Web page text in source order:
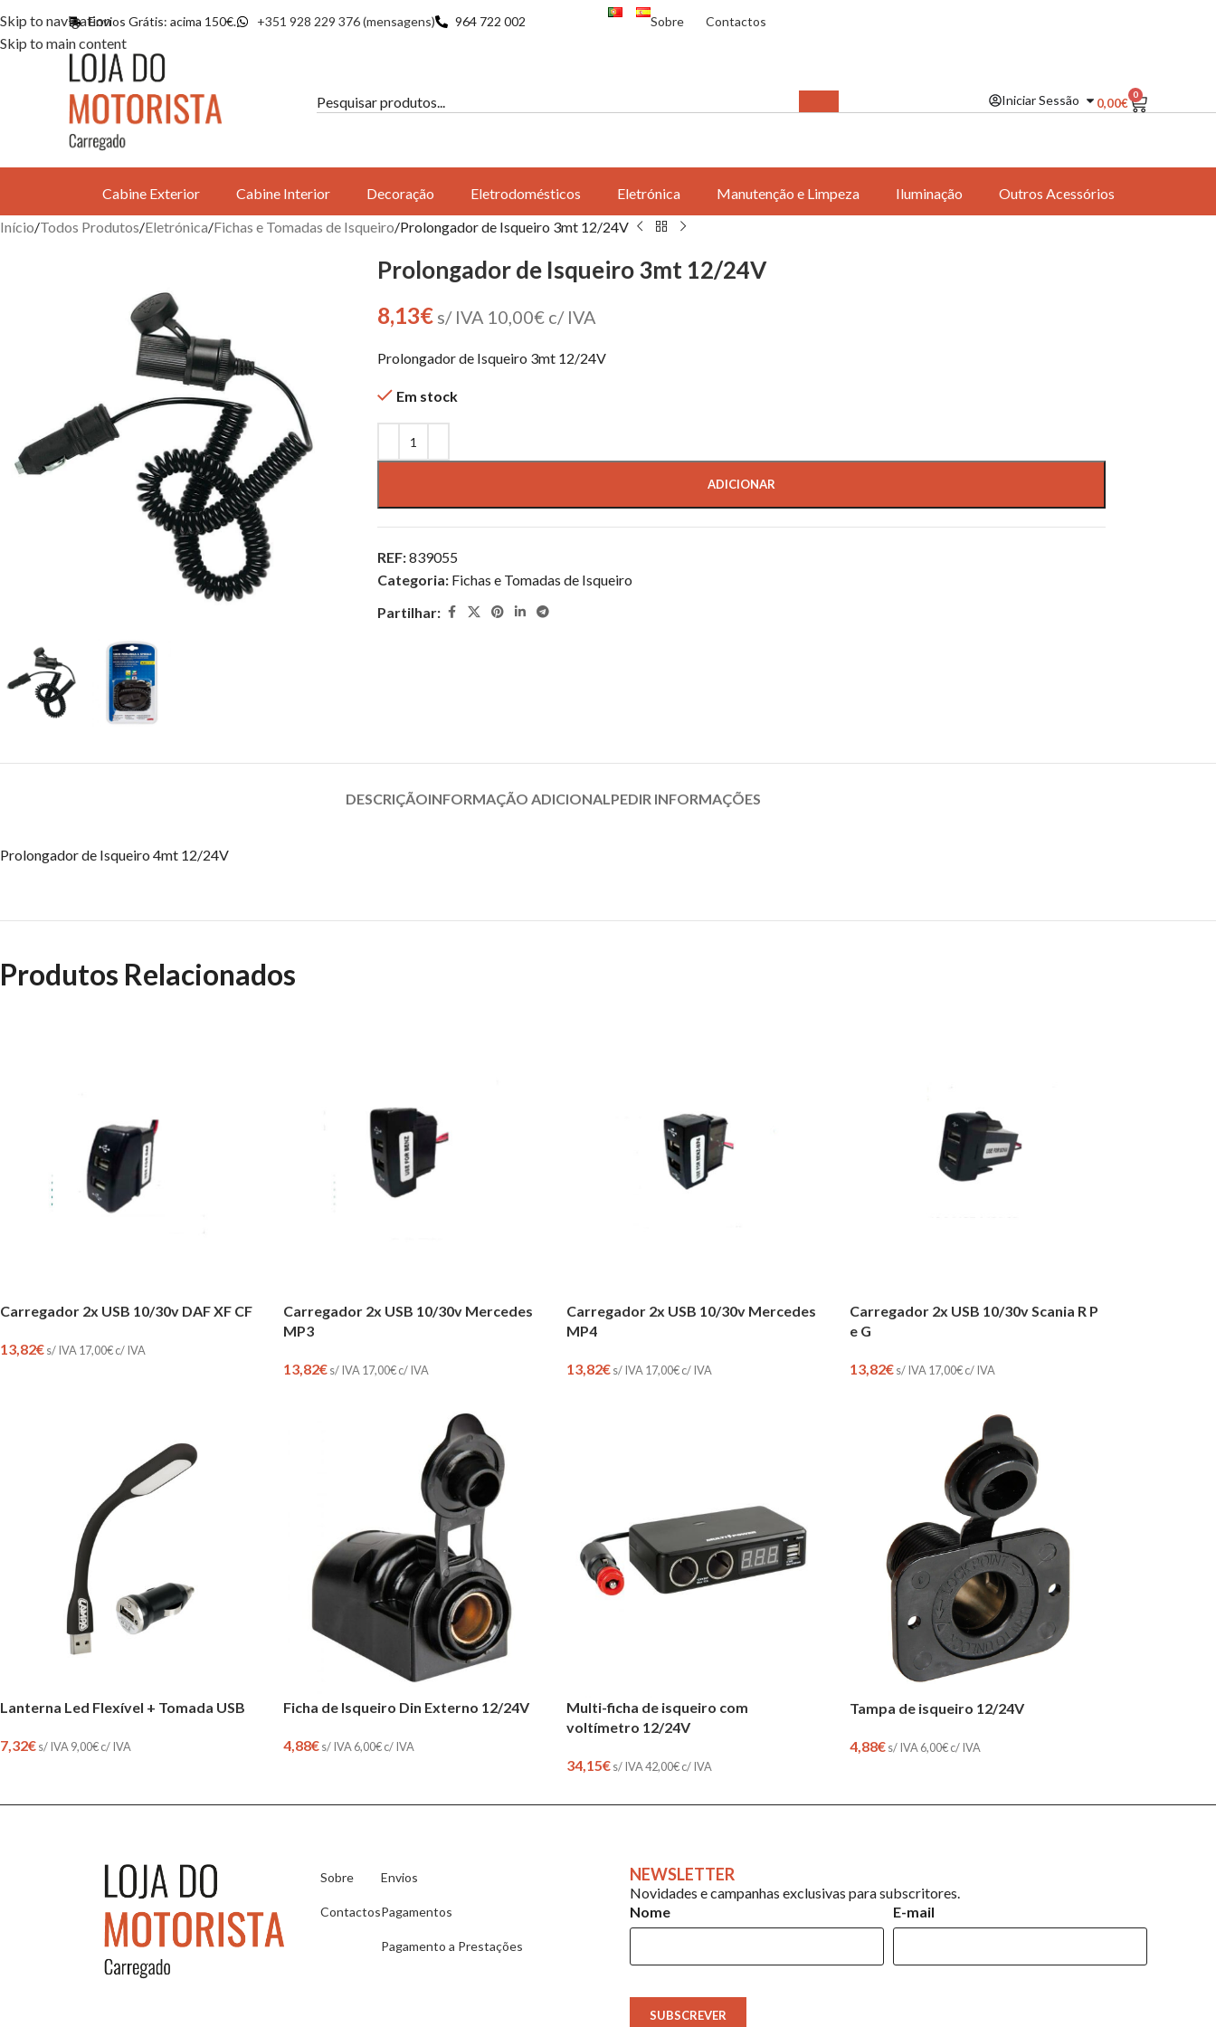
Skip to navigation
Skip to main content
Envios Grátis: acima 150€. +351 928 229 376 (mensagens) 964 722 002 Sobre Contactos
Iniciar Sessão 0,00€
0
Cabine Exterior Cabine Interior Decoração Eletrodomésticos Eletrónica Manutenção e Limpeza Iluminação
Outros Acessórios
Início Todos Produtos Eletrónica Fichas e Tomadas de Isqueiro Prolongador de Isqueiro 3mt 12/24V
Prolongador de Isqueiro 3mt 12/24V
8,13€ s/ IVA 10,00€ c/ IVA
Prolongador de Isqueiro 3mt 12/24V
Em stock
ADICIONAR
REF:839055
Categoria: Fichas e Tomadas de Isqueiro
Partilhar:
DESCRIÇÃOINFORMAÇÃO ADICIONALPEDIR INFORMAÇÕES
Prolongador de Isqueiro 4mt 12/24V
Produtos Relacionados
Carregador 2x USB 10/30v DAF XF CF
13,82€s/ IVA 17,00€c/ IVA
Carregador 2x USB 10/30v Mercedes
MP3
13,82€s/ IVA 17,00€c/ IVA
Carregador 2x USB 10/30v Mercedes
MP4
13,82€s/ IVA 17,00€c/ IVA
Carregador 2x USB 10/30v Scania R P
e G
13,82€s/ IVA 17,00€c/ IVA
Lanterna Led Flexível + Tomada USB
7,32€s/ IVA 9,00€c/ IVA
Ficha de Isqueiro Din Externo 12/24V
4,88€s/ IVA 6,00€c/ IVA
Multi-ficha de isqueiro com
voltímetro 12/24V
34,15€s/ IVA42,00€c/ IVA
Tampa de isqueiro 12/24V
4,88€s/ IVA 6,00€c/ IVA
Sobre
Contactos
Envios
Pagamentos
Pagamento a Prestações
NEWSLETTER
Novidades e campanhas exclusivas para subscritores.
Nome
E-mail
SUBSCREVER